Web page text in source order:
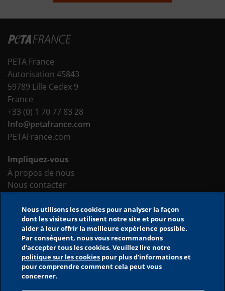
PETA France
Autorisation 45843
59789 Lille Cedex 9
France
+33 (0) 1 70 77 83 28
Info@petafrance.com
PETAFrance.com
Impliquez-vous
À propos de nous
Nous contacter
Faites un don
Outils du site
Accessibilité
Plan du site
Décharge de responsabilité
Politique de confidentialité
Politique de conservation des données
Nous utilisons les cookies pour analyser la façon
dont les visiteurs utilisent notre site et pour nous
aider à leur offrir la meilleure expérience possible.
Par conséquent, nous vous recommandons
d'accepter tous les cookies. Veuillez lire notre
politique sur les cookies pour plus d'informations et
pour comprendre comment cela peut vous
concerner.